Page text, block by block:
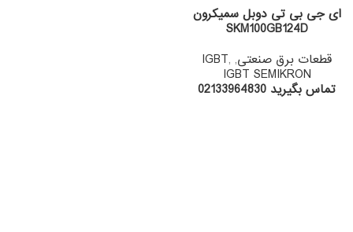
ای جی بی تی دوبل سمیکرون
SKM100GB124D
قطعات برق صنعتی,
IGBT,
IGBT SEMIKRON
تماس بگیرید 02133964830